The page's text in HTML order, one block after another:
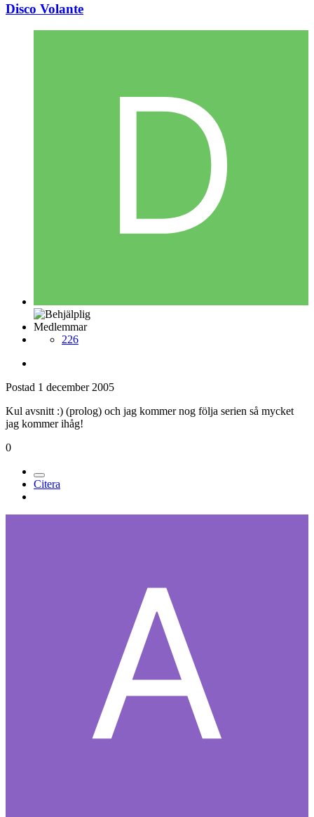
Disco Volante
Medlemmar
226
Postad 1 december 2005
Kul avsnitt :) (prolog) och jag kommer nog följa serien så mycket
jag kommer ihåg!
0
Citera